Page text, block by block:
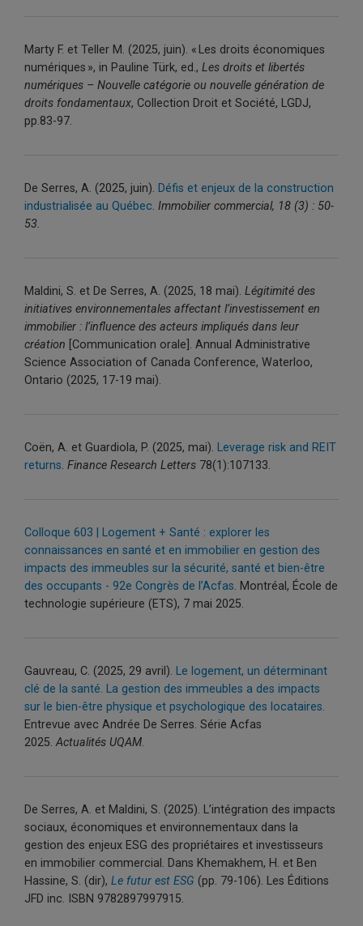
Marty F. et Teller M. (2025, juin). « Les droits économiques
numériques », in Pauline Türk, ed., Les droits et libertés
numériques – Nouvelle catégorie ou nouvelle génération de
droits fondamentaux, Collection Droit et Société, LGDJ,
pp.83-97.
De Serres, A. (2025, juin). Défis et enjeux de la construction
industrialisée au Québec. Immobilier commercial, 18 (3) : 50-
53.
Maldini, S. et De Serres, A. (2025, 18 mai). Légitimité des
initiatives environnementales affectant l’investissement en
immobilier : l’influence des acteurs impliqués dans leur
création [Communication orale]. Annual Administrative
Science Association of Canada Conference, Waterloo,
Ontario (2025, 17-19 mai).
Coën, A. et Guardiola, P. (2025, mai). Leverage risk and REIT
returns. Finance Research Letters 78(1):107133.
Colloque 603 | Logement + Santé : explorer les
connaissances en santé et en immobilier en gestion des
impacts des immeubles sur la sécurité, santé et bien-être
des occupants - 92e Congrès de l’Acfas. Montréal, École de
technologie supérieure (ETS), 7 mai 2025.
Gauvreau, C. (2025, 29 avril). Le logement, un déterminant
clé de la santé. La gestion des immeubles a des impacts
sur le bien-être physique et psychologique des locataires.
Entrevue avec Andrée De Serres. Série Acfas
2025.Actualités UQAM.
De Serres, A. et Maldini, S. (2025). L’intégration des impacts
sociaux, économiques et environnementaux dans la
gestion des enjeux ESG des propriétaires et investisseurs
en immobilier commercial. Dans Khemakhem, H. et Ben
Hassine, S. (dir), Le futur est ESG (pp. 79-106). Les Éditions
JFD inc. ISBN 9782897997915.